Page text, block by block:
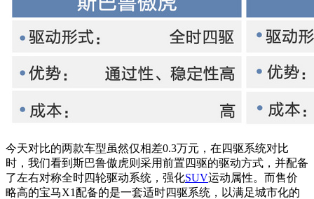
今天对比的两款车型虽然仅相差0.3万元，在四驱系统对比
时，我们看到斯巴鲁傲虎则采用前置四驱的驱动方式，并配备
了左右对称全时四轮驱动系统，强化SUV运动属性。而售价
略高的宝马X1配备的是一套适时四驱系统，以满足城市化的